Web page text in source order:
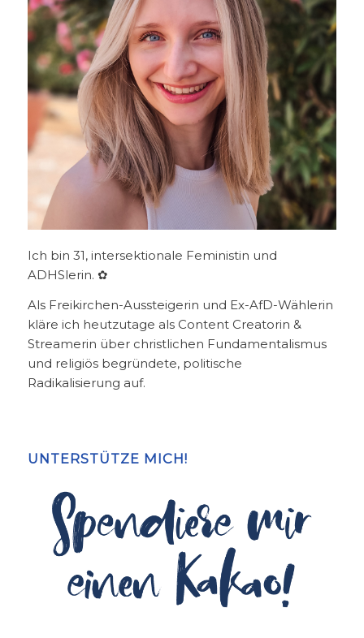
Ich bin 31, intersektionale Feministin und
ADHSlerin. ✿
Als Freikirchen-Aussteigerin und Ex-AfD-Wählerin
kläre ich heutzutage als Content Creatorin &
Streamerin über christlichen Fundamentalismus
und religiös begründete, politische
Radikalisierung auf.
UNTERSTÜTZE MICH!